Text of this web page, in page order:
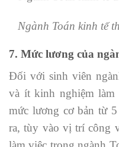
Ngành Toán kinh tế
7. Mức lương của
Đối với sinh viên
và ít kinh nghiệm làm
mức lương cơ bản từ
ra, tùy vào vị trí công